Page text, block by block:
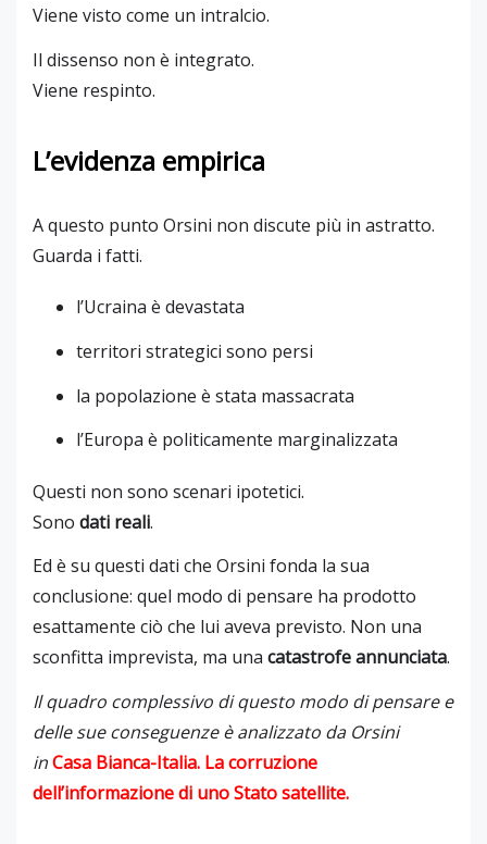
Viene visto come un intralcio.
Il dissenso non è integrato.
Viene respinto.
L’evidenza empirica
A questo punto Orsini non discute più in astratto.
Guarda i fatti.
l’Ucraina è devastata
territori strategici sono persi
la popolazione è stata massacrata
l’Europa è politicamente marginalizzata
Questi non sono scenari ipotetici.
Sono dati reali.
Ed è su questi dati che Orsini fonda la sua
conclusione: quel modo di pensare ha prodotto
esattamente ciò che lui aveva previsto. Non una
sconfitta imprevista, ma una catastrofe annunciata.
Il quadro complessivo di questo modo di pensare e
delle sue conseguenze è analizzato da Orsini
inCasa Bianca-Italia. La corruzione
dell’informazione di uno Stato satellite.